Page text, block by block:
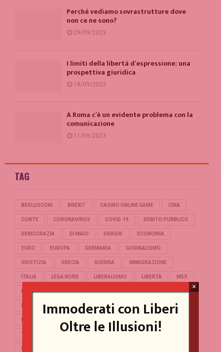
Perché vediamo sovrastrutture dove
non ce ne sono?
29/09/2023
I limiti della libertà d’espressione: una
prospettiva giuridica
18/09/2023
A Roma c’è un evidente problema con la
comunicazione
11/09/2023
TAG
BERLUSCONI BREXIT CASINO ONLINE GAME CINA
CONTE CORONAVIRUS COVID-19 DEBITO PUBBLICO
DEMOCRAZIA DI MAIO DRAGHI ECONOMIA
EURO EUROPA GERMANIA GIORNALISMO
GIUSTIZIA GRECIA GUERRA IMMIGRAZIONE
ITALIA LEGA NORD LIBERALISMO LIBERTÀ M5S
MERKEL OCCIDENTE PD POLITICA POPULISMO
REFERENDUM RENZI REPUBBLICA
SALVINI SCUOLA STORIA TERRORISMO
TRUMP
UNIONE EUROPEA
Immoderati con Liberi
Oltre le Illusioni!
×